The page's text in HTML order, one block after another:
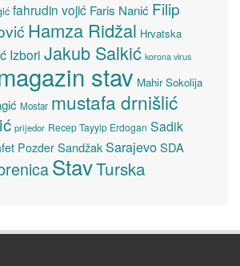
fahrudin vojić Faris Nanić Filip
Hamza Ridžal Hrvatska
Izbori Jakub Salkić korona virus
stav Mahir Sokolija
Mostar mustafa drnišlić
prijedor Recep Tayyip Erdogan Sadik
Pozder SandžakSarajevoSDA
StavTurska